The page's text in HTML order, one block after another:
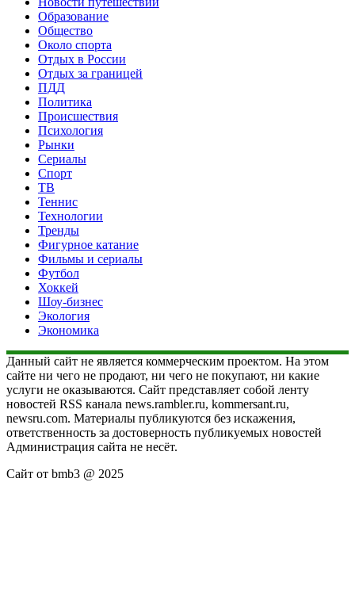
Образование
Общество
Около спорта
Отдых в России
Отдых за границей
ПДД
Политика
Происшествия
Психология
Рынки
Сериалы
Спорт
ТВ
Теннис
Технологии
Тренды
Фигурное катание
Фильмы и сериалы
Футбол
Хоккей
Шоу-бизнес
Экология
Экономика
Данный сайт не является коммерческим проектом. На этом
сайте ни чего не продают, ни чего не покупают, ни какие
услуги не оказываются. Сайт представляет собой ленту
новостей RSS канала news.rambler.ru, kommersant.ru,
newsru.com. Материалы публикуются без искажения,
ответственность за достоверность публикуемых новостей
Администрация сайта не несёт.
Сайт от bmb3 @ 2025